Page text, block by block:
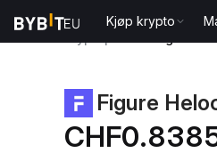
Kjøp krypto
Figure